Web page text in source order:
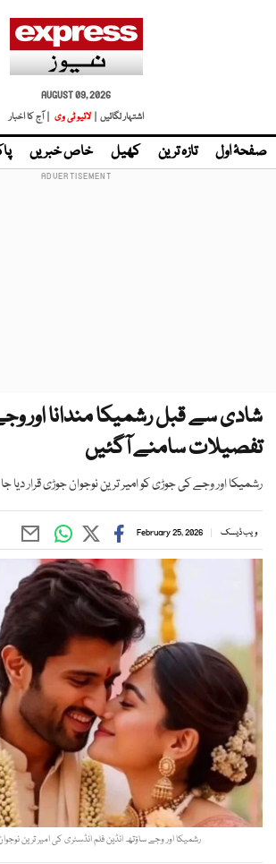
AUGUST 09, 2026
اشتہار لگائیں |
لائیو ٹی وی | آج کا اخبار
صفحۂ اول تازہ ترین کھیل خاص خبریں
شادی سے قبل رشمیکا مندانا اور
تفصیلات سامنے آگئیں
رشمیکا اور وجے کی جوڑی کو امیر ترین نوجوان جوڑی قرار دیا
ویب ڈیسک February 25, 2026
رشمیکا اور وجے ساؤتھ انڈین فلم انڈسٹری کی امیر ترین